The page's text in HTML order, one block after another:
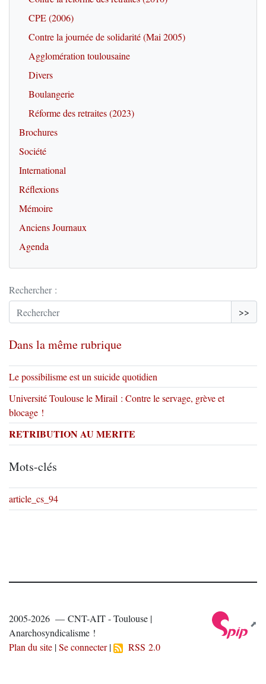
CPE (2006)
Contre la journée de solidarité (Mai 2005)
Agglomération toulousaine
Divers
Boulangerie
Réforme des retraites (2023)
Brochures
Société
International
Réflexions
Mémoire
Anciens Journaux
Agenda
Rechercher :
>>
Dans la même rubrique
Le possibilisme est un suicide quotidien
Université Toulouse le Mirail : Contre le servage, grève et
blocage !
RETRIBUTION AU MERITE
Mots-clés
article_cs_94
2005-2026 — CNT-AIT - Toulouse |
Anarchosyndicalisme !
Plan du site |Se connecter| RSS 2.0